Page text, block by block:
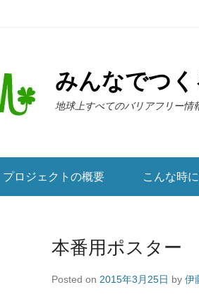
みんなでつ
地球上すべてのバリアフリー情
プロジェクトの概要
こんな時
本番用ポスター
Posted on 2015年3月25日 by 伊